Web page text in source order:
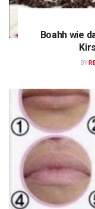
Boahh wie
BY